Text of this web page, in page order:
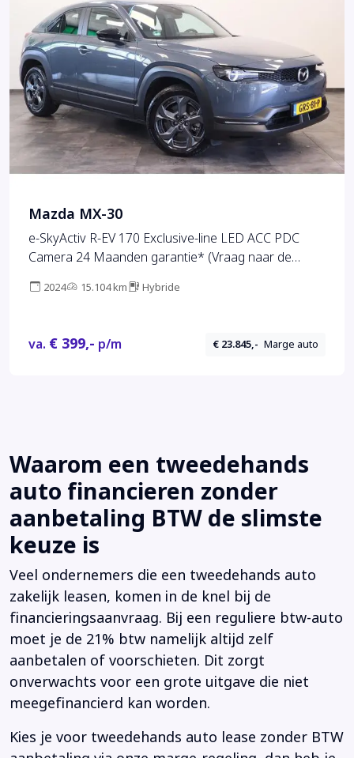
Mazda MX-30
e-SkyActiv R-EV 170 Exclusive-line LED ACC PDC
Camera 24 Maanden garantie* (Vraag naar de
2024 15.104 km Hybride
va. € 399,- p/m € 23.845,- Marge auto
Waarom een tweedehands
auto financieren zonder
aanbetaling BTW de slimste
keuze is
Veel ondernemers die een tweedehands auto
zakelijk leasen, komen in de knel bij de
financieringsaanvraag. Bij een reguliere btw-auto
moet je de 21% btw namelijk altijd zelf
aanbetalen of voorschieten. Dit zorgt
onverwachts voor een grote uitgave die niet
meegefinancierd kan worden.
Kies je voor tweedehands auto lease zonder BTW